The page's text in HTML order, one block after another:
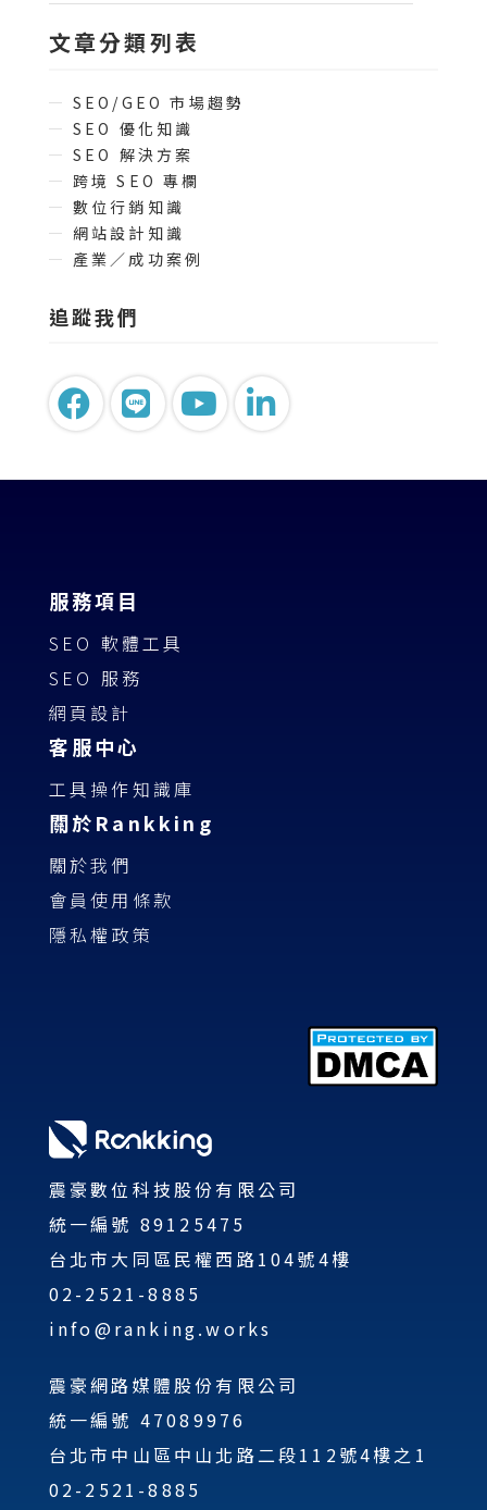
文章分類列表
SEO/GEO 市場趨勢
SEO 優化知識
SEO 解決方案
跨境 SEO 專欄
數位行銷知識
網站設計知識
產業／成功案例
追蹤我們
震豪數位科技股份有限公司
統一編號 89125475
台北市大同區民權西路104號4樓
02-2521-8885
info@ranking.works
震豪網路媒體股份有限公司
統一編號 47089976
台北市中山區中山北路二段112號4樓之1
02-2521-8885
服務項目
SEO 軟體工具
SEO 服務
網頁設計
客服中心
工具操作知識庫
關於Rankking
關於我們
會員使用條款
隱私權政策